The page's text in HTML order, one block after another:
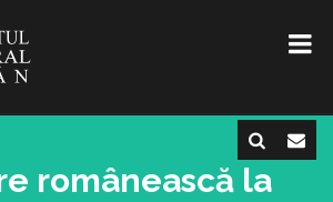
românească la